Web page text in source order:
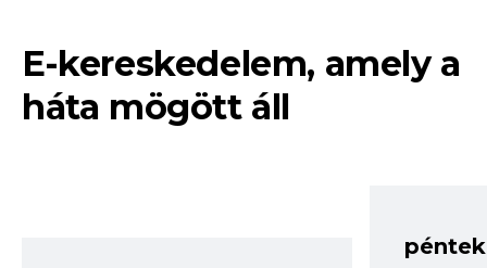
E-kereskedelem, amely a
háta mögött áll